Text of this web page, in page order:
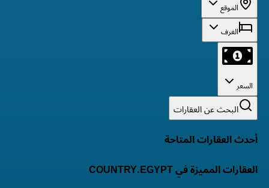
الموقع
الغرف
السعر
البحث عن العقارات
أحدث العقارات المتاحة
العقارات المميزة في COUNTRY.EGYPT